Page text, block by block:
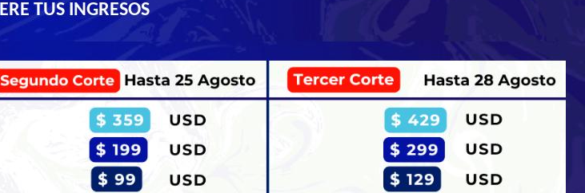
TUS INGRESOS